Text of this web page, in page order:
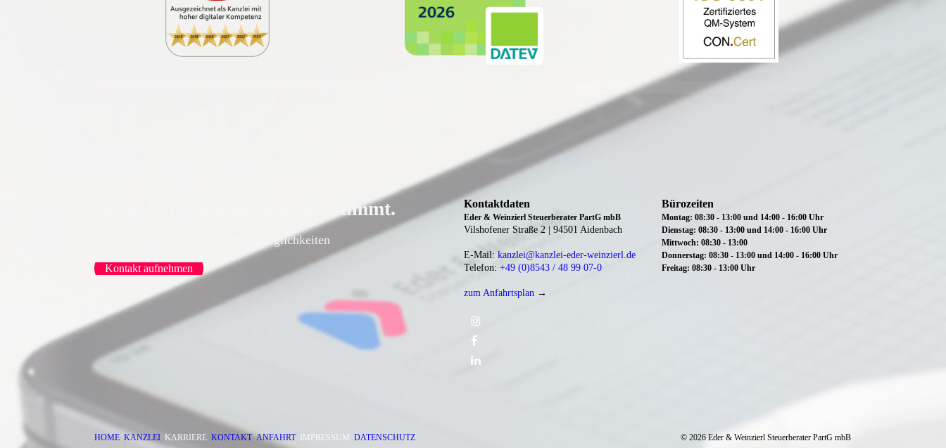
Steuerberatung auf Sie abgestimmt.
Mit persönlicher Beratung Ihre Möglichkeiten
Kontakt aufnehmen
Kontaktdaten
Eder & Weinzierl Steuerberater PartG mbB
Vilshofener Straße 2 | 94501 Aidenbach
E-Mail:kanzlei@kanzlei-eder-weinzierl.de
Telefon:+49 (0)8543 / 48 99 07-0
zum Anfahrtsplan →
Bürozeiten
Montag: 08:30 - 13:00 und 14:00 - 16:00 Uhr
Dienstag:08:30 - 13:00 und 14:00 - 16:00 Uhr
Mittwoch:08:30 - 13:00
Donnerstag: 08:30 - 13:00 und 14:00 - 16:00 Uhr
Freitag: 08:30 - 13:00 Uhr
HOME KANZLEI KARRIERE KONTAKT ANFAHRT IMPRESSUM DATENSCHUTZ © 2026Eder & Weinzierl Steuerberater PartG mbB